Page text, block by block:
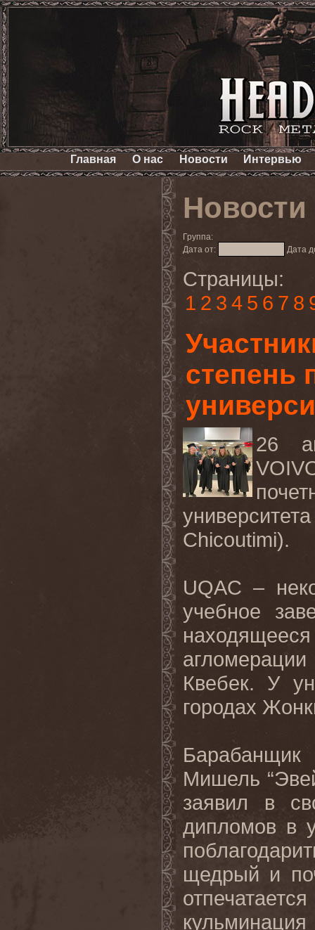
Главная О нас Новости Интервью
Новости
Группа:
Дата от:
Дата
Страницы:
1 2 3 4 5 6 7 8
степень
26
Chicoutimi).
UQAC –
учебное
Квебек. У
городах
Мишель
заявил в
дипломов в
щедрый и